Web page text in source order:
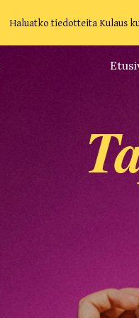
Haluatko tiedotteita Kulaus